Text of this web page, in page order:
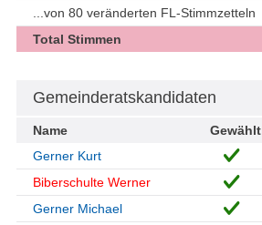
...von 80 veränderten FL-Stimmzetteln
Total Stimmen
Gemeinderatskandidaten
Name Gewählt
Gerner Kurt
Biberschulte Werner
Gerner Michael